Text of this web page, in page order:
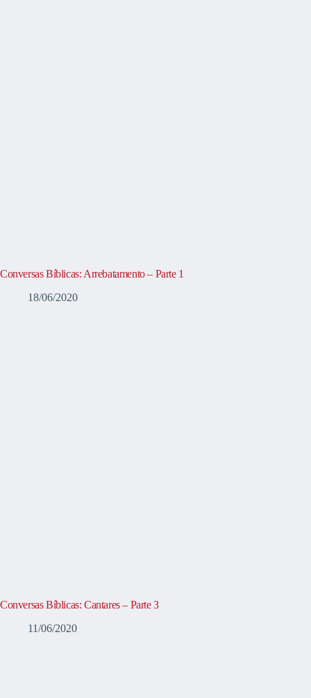
Conversas Bíblicas: Arrebatamento – Parte 1
18/06/2020
Conversas Bíblicas: Cantares – Parte 3
11/06/2020